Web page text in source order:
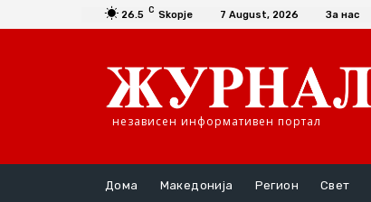
26.5 C Skopje 7 August, 2026 За нас
независен информативен портал
Дома Македонија Регион Свет